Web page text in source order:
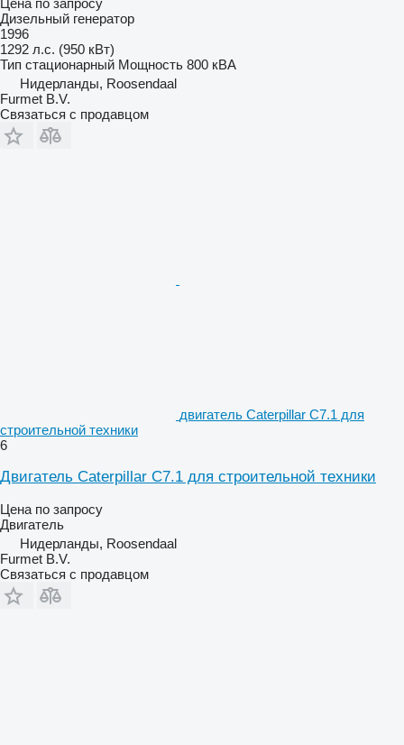
Цена по запросу
Дизельный генератор
1996
1292 л.с. (950 кВт)
Тип стационарный Мощность 800 кВА
Нидерланды, Roosendaal
Furmet B.V.
Связаться с продавцом
двигатель Caterpillar C7.1 для
строительной техники
6
Двигатель Caterpillar C7.1 для строительной техники
Цена по запросу
Двигатель
Нидерланды, Roosendaal
Furmet B.V.
Связаться с продавцом